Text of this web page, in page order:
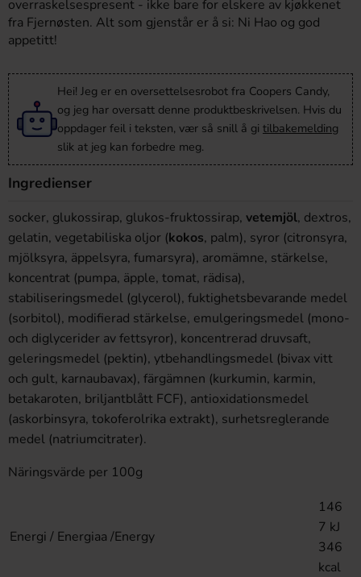
overraskelsespresent - ikke bare for elskere av kjøkkenet
fra Fjernøsten. Alt som gjenstår er å si: Ni Hao og god
appetitt!
Hei! Jeg er en oversettelsesrobot fra Coopers Candy,
og jeg har oversatt denne produktbeskrivelsen. Hvis du
oppdager feil i teksten, vær så snill å gi tilbakemelding
slik at jeg kan forbedre meg.
Ingredienser
socker, glukossirap, glukos-fruktossirap, vetemjöl, dextros,
gelatin, vegetabiliska oljor (kokos, palm), syror (citronsyra,
mjölksyra, äppelsyra, fumarsyra), aromämne, stärkelse,
koncentrat (pumpa, äpple, tomat, rädisa),
stabiliseringsmedel (glycerol), fuktighetsbevarande medel
(sorbitol), modifierad stärkelse, emulgeringsmedel (mono-
och diglycerider av fettsyror), koncentrerad druvsaft,
geleringsmedel (pektin), ytbehandlingsmedel (bivax vitt
och gult, karnaubavax), färgämnen (kurkumin, karmin,
betakaroten, briljantblått FCF), antioxidationsmedel
(askorbinsyra, tokoferolrika extrakt), surhetsreglerande
medel (natriumcitrater).
Näringsvärde per 100g
Energi / Energiaa /Energy
146
7 kJ
346
kcal